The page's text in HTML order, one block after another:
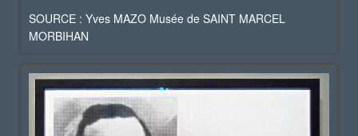
SOURCE : Yves MAZO Musée de SAINT MARCEL
MORBIHAN